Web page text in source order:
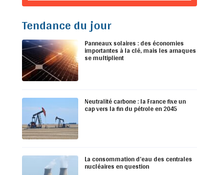
Tendance du jour
Panneaux solaires : des économies
importantes à la clé, mais les arnaques
se multiplient
Neutralité carbone : la France fixe un
cap vers la fin du pétrole en 2045
La consommation d’eau des centrales
nucléaires en question